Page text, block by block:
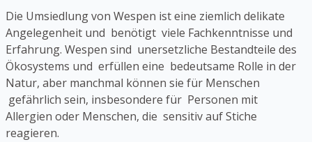
Die Umsiedlung von Wespen ist eine ziemlich delikate
Angelegenheit und benötigt viele Fachkenntnisse und
Erfahrung. Wespen sind unersetzliche Bestandteile des
Ökosystems und erfüllen eine bedeutsame Rolle in der
Natur, aber manchmal können sie für Menschen
gefährlich sein, insbesondere für Personen mit
Allergien oder Menschen, die sensitiv auf Stiche
reagieren.